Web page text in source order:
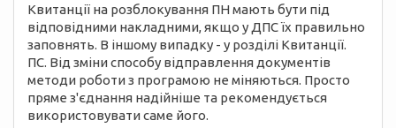
Квитанції на розблокування ПН мають бути під
відповідними накладними, якщо у ДПС їх правильно
заповнять. В іншому випадку - у розділі Квитанції.
ПС. Від зміни способу відправлення документів
методи роботи з програмою не міняються. Просто
пряме з'єднання надійніше та рекомендується
використовувати саме його.